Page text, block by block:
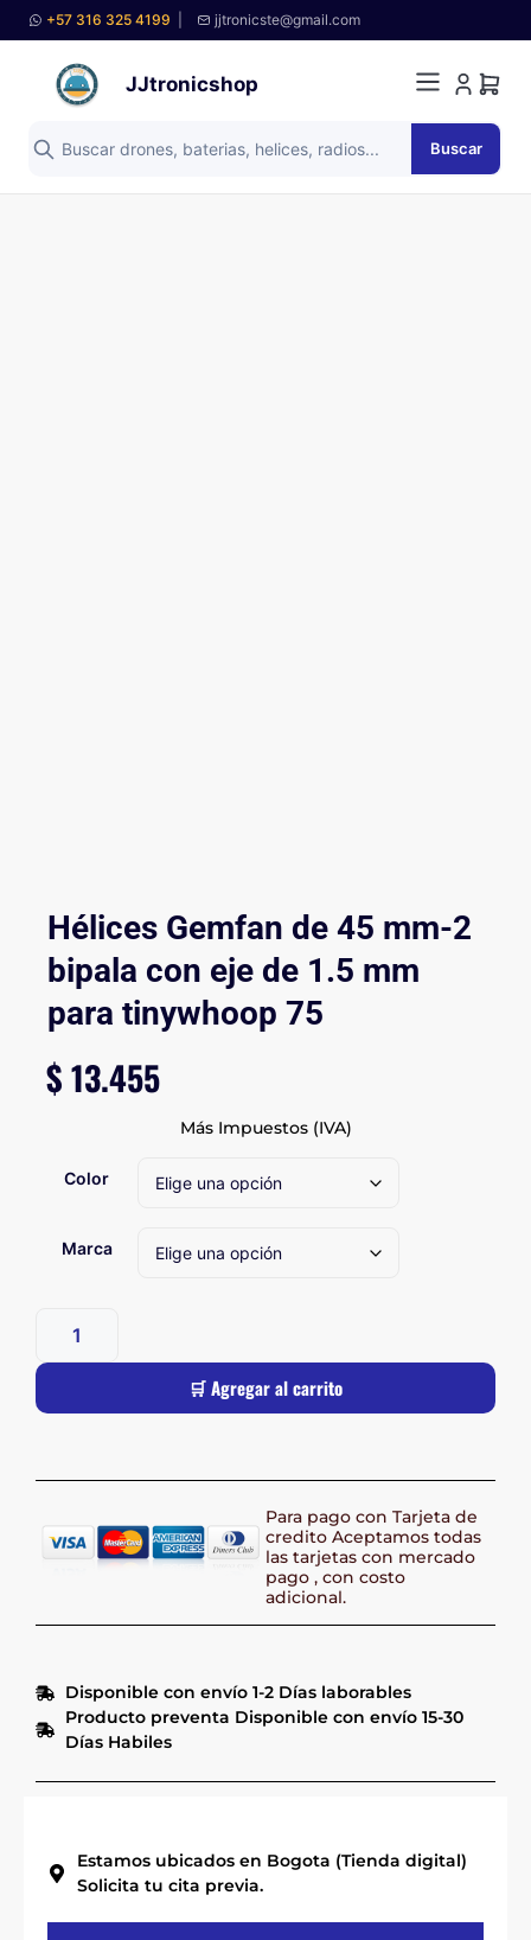
+57 316 325 4199 jjtronicste@gmail.com
JJtronicshop
Buscar
Hélices Gemfan de 45 mm-2
bipala con eje de 1.5 mm
para tinywhoop 75
$13.455
Más Impuestos (IVA)
Color
Marca
🛒 Agregar al carrito
Para pago con Tarjeta de
credito Aceptamos todas
las tarjetas con mercado
pago , con costo
adicional.
Disponible con envío 1-2 Días laborables
Producto preventa Disponible con envío 15-30
Días Habiles
Estamos ubicados en Bogota (Tienda digital)
Solicita tu cita previa.